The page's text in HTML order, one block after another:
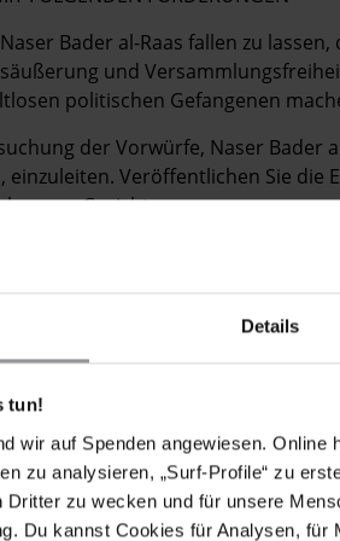
Details
tun!
wir auf Spenden angewiesen.
zu analysieren, „Surf-Profile“ zu
Dritter zu wecken und für unsere
Du kannst Cookies für Analysen, für
Bader al-Raas fallen zu
und
politischen Gefangenen
der Vorwürfe, Naser Bader
Veröffentlichen Sie die
vor Gericht.
all charges against Nasser al-
of expression and assembly,
of conscience.
into his allegations of
responsible for his torture or